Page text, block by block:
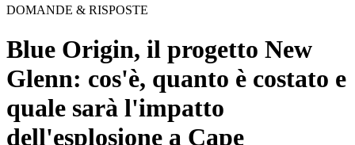
DOMANDE & RISPOSTE
Blue Origin, il progetto New
Glenn: cos'è, quanto è costato e
quale sarà l'impatto
dell'esplosione a Cape